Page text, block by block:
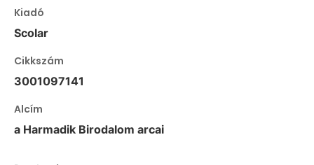
Kiadó
Scolar
Cikkszám
3001097141
Alcím
a Harmadik Birodalom arcai